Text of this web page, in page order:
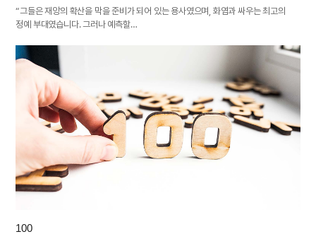
“그들은 재앙의 확산을 막을 준비가 되어 있는 용사였으며, 화염과 싸우는 최고의
정예 부대였습니다. 그러나 예측할…
100